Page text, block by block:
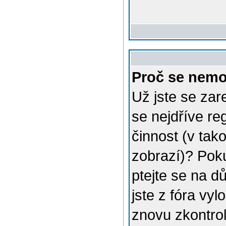
Proč se
Už jste se
se nejdříve
činnost (v
zobrazí)?
ptejte se na
jste z fóra
znovu